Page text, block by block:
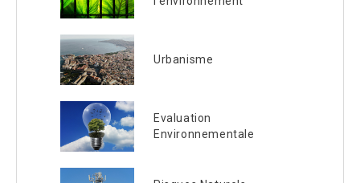
Urbanisme
Evaluation
Environnementale